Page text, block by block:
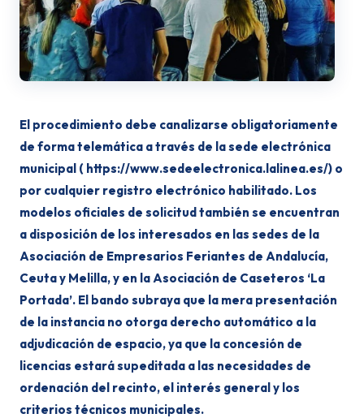
El procedimiento debe canalizarse obligatoriamente
de forma telemática a través de la sede electrónica
municipal ( https://www.sedeelectronica.lalinea.es/) o
por cualquier registro electrónico habilitado. Los
modelos oficiales de solicitud también se encuentran
a disposición de los interesados en las sedes de la
Asociación de Empresarios Feriantes de Andalucía,
Ceuta y Melilla, y en la Asociación de Caseteros ‘La
Portada’. El bando subraya que la mera presentación
de la instancia no otorga derecho automático a la
adjudicación de espacio, ya que la concesión de
licencias estará supeditada a las necesidades de
ordenación del recinto, el interés general y los
criterios técnicos municipales.